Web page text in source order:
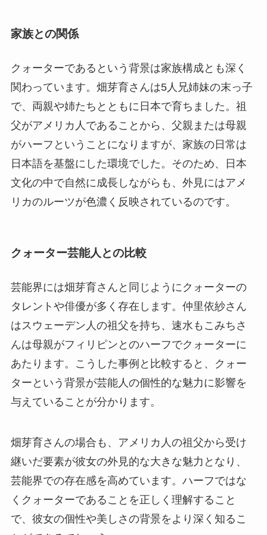
家族との関係
クォーターであるという背景は家族構成とも深く
関わっています。畑芽育さんは5人兄姉妹の末っ子
で、両親や姉たちとともに日本で育ちました。祖
父がアメリカ人であることから、父親または母親
がハーフということになりますが、家族の日常は
日本語を基盤にした環境でした。そのため、日本
文化の中で自然に成長しながらも、外見にはアメ
リカのルーツが色濃く反映されているのです。
クォーター芸能人との比較
芸能界には畑芽育さんと同じようにクォーターの
タレントや俳優が多く存在します。仲里依紗さん
はスウェーデン人の祖父を持ち、速水もこみちさ
んは母親がフィリピンとのハーフでクォーターに
あたります。こうした事例と比較すると、クォー
ターという背景が芸能人の個性的な魅力に影響を
与えていることが分かります。
畑芽育さんの場合も、アメリカ人の祖父から受け
継いだ要素が彼女の外見的な大きな魅力となり、
芸能界での存在感を高めています。ハーフではな
くクォーターであることを正しく理解すること
で、彼女の個性や美しさの背景をより深く知るこ